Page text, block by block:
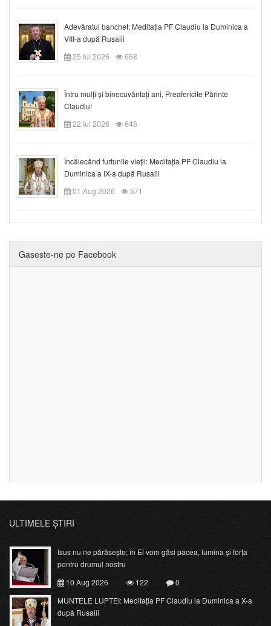
Adevăratul banchet: Meditația PF Claudiu la Duminica a
VIII-a după Rusalii
25 Iul 2026
668
Întru mulți și binecuvântați ani, Preafericite Părinte
Claudiu!
22 Iul 2026
648
Încălecând furtunile vieții: Meditația PF Claudiu la
Duminica a IX-a după Rusalii
01 Aug 2026
571
Gaseste-ne pe Facebook
ULTIMELE ȘTIRI
Isus nu ne părăsește; în El vom găsi pacea, lumina și forța
pentru drumul nostru
10 Aug 2026
122
0
MUNTELE LUPTEI: Meditația PF Claudiu la Duminica a X-a
după Rusalii